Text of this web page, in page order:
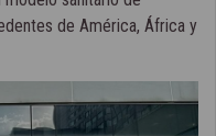
de América, África y